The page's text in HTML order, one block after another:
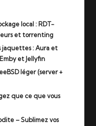
local : RDT-
et torrenting
jaquettes : Aura et
et Jellyfin
léger (server +
que ce que vous
– Sublimez vos